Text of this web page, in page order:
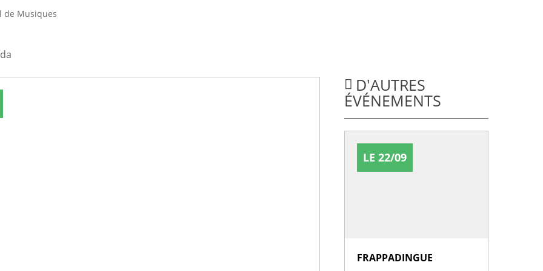
de Musiques
D'AUTRES
ÉVÉNEMENTS
LE 22/09
FRAPPADINGUE